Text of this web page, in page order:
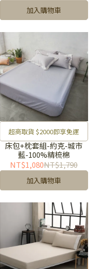
加入購物車
超商取貨 $2000即享免運
床包+枕套組-約克-城市
藍-100%精梳棉
NT$1,080NT$1,790
加入購物車